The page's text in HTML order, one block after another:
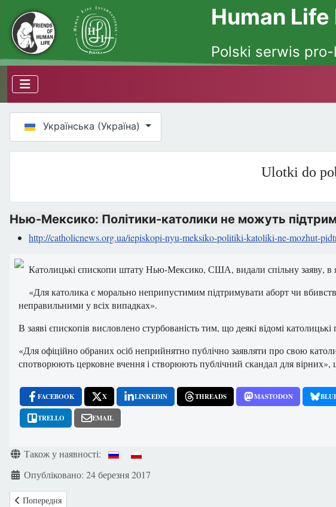
Human
Polski serwis
Оберіть свою мову
Українська (Україна)
Ulotki do
Нью-Мексико: Політики-католики не можуть
http://catholicnews.org.ua/iepiskopi-nyu-meksiko-politiki-katoliki-ne-mozhut-
Католицькі єпископи штату Нью-Мексико, США, видали спільну заяву, в
«Для католика є морально неприпустимим підтримувати аборт чи
неправильними у всіх випадках».
В заяві єпископів висловлено стурбованість тим, що деякі відомі
«Для офіційно обраних осіб неприйнятно публічно заявляти про свою
спотворюють церковне вчення і створюють публічний скандал для вірних»,
FACEBOOK X LINKEDIN THREADS MASTODON
TRELLO EMAIL
ДеталіТакож у наявності:
Опубліковано: 24 березня 2017
Попередня стаття: Україна: У Львові відкрили «Вікно життя» для немовлят
Попередня